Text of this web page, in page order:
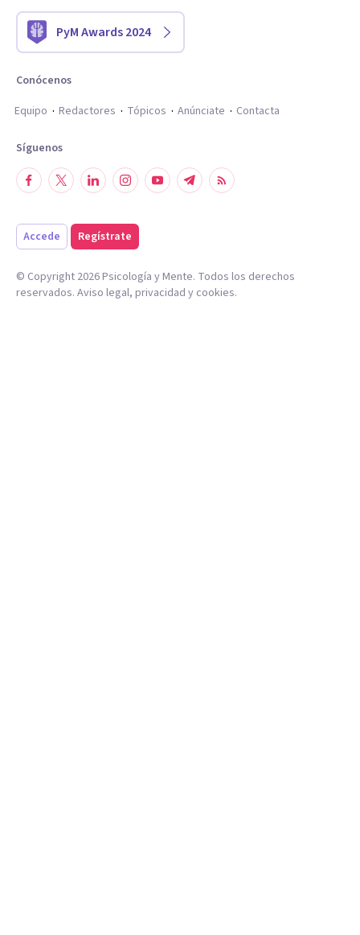
PyM Awards 2024
Conócenos
Equipo
Redactores Tópicos Anúnciate Contacta
Síguenos
Accede Regístrate
© Copyright 2026Psicología y Mente. Todos los derechos
reservados. Aviso legal, privacidad y cookies.